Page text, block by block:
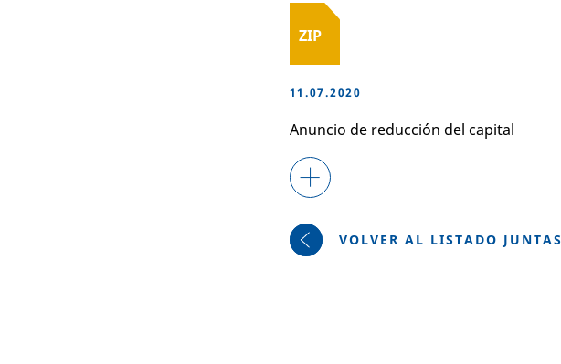
ZIP
11.07.2020
Anuncio de reducción del capital
VOLVER AL LISTADO JUNTAS